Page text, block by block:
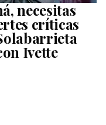
necesitas
críticas
Ivette